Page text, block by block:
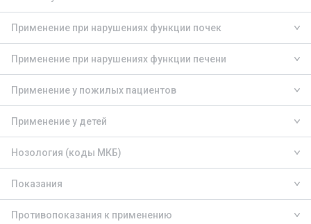
Применение при нарушениях функции почек
Применение при нарушениях функции печени
Применение у пожилых пациентов
Применение у детей
Нозология (коды МКБ)
Показания
Противопоказания к применению